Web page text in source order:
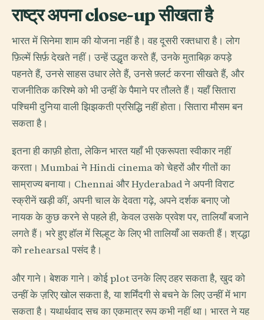
राष्ट्र अपना close-up सीखता है
भारत में सिनेमा शाम की योजना नहीं है। वह दूसरी रक्तधारा है। लोग
फ़िल्में सिर्फ़ देखते नहीं। उन्हें उद्धृत करते हैं, उनके मुताबिक़ कपड़े
पहनते हैं, उनसे साहस उधार लेते हैं, उनसे फ़्लर्ट करना सीखते हैं, और
राजनीतिक करिश्मे को भी उन्हीं के पैमाने पर तौलते हैं। यहाँ सितारा
पश्चिमी दुनिया वाली झिझकती प्रसिद्धि नहीं होता। सितारा मौसम बन
सकता है।
इतना ही काफ़ी होता, लेकिन भारत यहाँ भी एकरूपता स्वीकार नहीं
करता। Mumbai ने Hindi cinema को चेहरों और गीतों का
साम्राज्य बनाया। Chennai और Hyderabad ने अपनी विराट
स्क्रीनें खड़ी कीं, अपनी चाल के देवता गढ़े, अपने दर्शक बनाए जो
नायक के कुछ करने से पहले ही, केवल उसके प्रवेश पर, तालियाँ बजाने
लगते हैं। भरे हुए हॉल में सिल्हूट के लिए भी तालियाँ आ सकती हैं। श्रद्धा
को rehearsal पसंद है।
और गाने। बेशक गाने। कोई plot उनके लिए ठहर सकता है, खुद को
उन्हीं के ज़रिए खोल सकता है, या शर्मिंदगी से बचने के लिए उन्हीं में भाग
सकता है। यथार्थवाद सच का एकमात्र रूप कभी नहीं था। भारत ने यह